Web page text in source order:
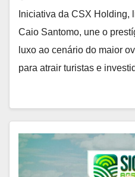
Iniciativa da CSX Holding,
Caio Santomo, une o
luxo ao cenário do maior
para atrair turistas e